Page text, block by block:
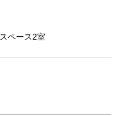
ペース2室